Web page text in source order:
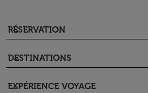
RÉSERVATION
keyboard_arrow_down
DESTINATIONS
keyboard_arrow_down
EXPÉRIENCE VOYAGE
keyboard_arrow_down